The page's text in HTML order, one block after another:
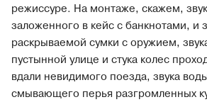
режиссуре. На монтаже, скажем,
заложенного в кейс с банкнотами, и
раскрываемой сумки с оружием,
пустынной улице и стука колес
вдали невидимого поезда, звука
смывающего перья разгромленных